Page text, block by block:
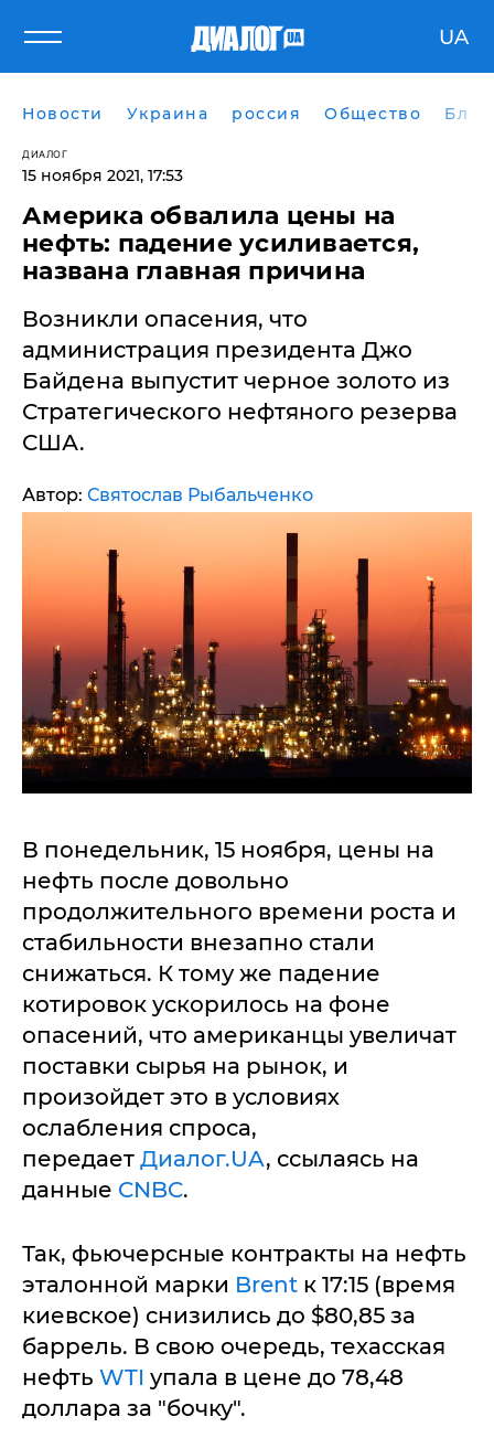
UA
Новости Украина россия Общество
ДИАЛОГ
15 ноября 2021, 17:53
Америка обвалила цены на
нефть: падение усиливается,
названа главная причина
Возникли опасения, что
администрация президента Джо
Байдена выпустит черное золото из
Стратегического нефтяного резерва
США.
Автор: Святослав Рыбальченко
В понедельник, 15 ноября, цены на
нефть после довольно
продолжительного времени роста и
стабильности внезапно стали
снижаться. К тому же падение
котировок ускорилось на фоне
опасений, что американцы увеличат
поставки сырья на рынок, и
произойдет это в условиях
ослабления спроса,
передает Диалог.UA, ссылаясь на
данные CNBC.
Так, фьючерсные контракты на нефть
эталонной марки Brent к 17:15 (время
киевское) снизились до $80,85 за
баррель. В свою очередь, техасская
нефть WTI упала в цене до 78,48
доллара за "бочку".